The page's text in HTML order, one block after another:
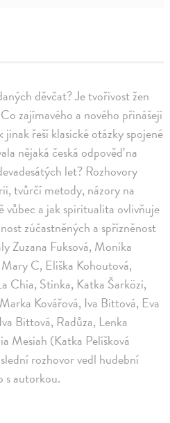
děvčat? Je tvořivost žen
zajímavého a nového přinášejí
řeší klasické otázky spojené
nějaká česká odpověď na
let? Rozhovory
tvůrčí metody, názory na
vůbec a jak spiritualita ovlivňuje
zúčastněných a spřízněnost
Zuzana Fuksová, Monika
C, Eliška Kohoutová,
Chia, Stinka, Katka Šarközi,
Kovářová, Iva Bittová, Eva
Bittová, Radůza, Lenka
Mesiah (Katka Pelíšková
rozhovor vedl hudební
s autorkou.